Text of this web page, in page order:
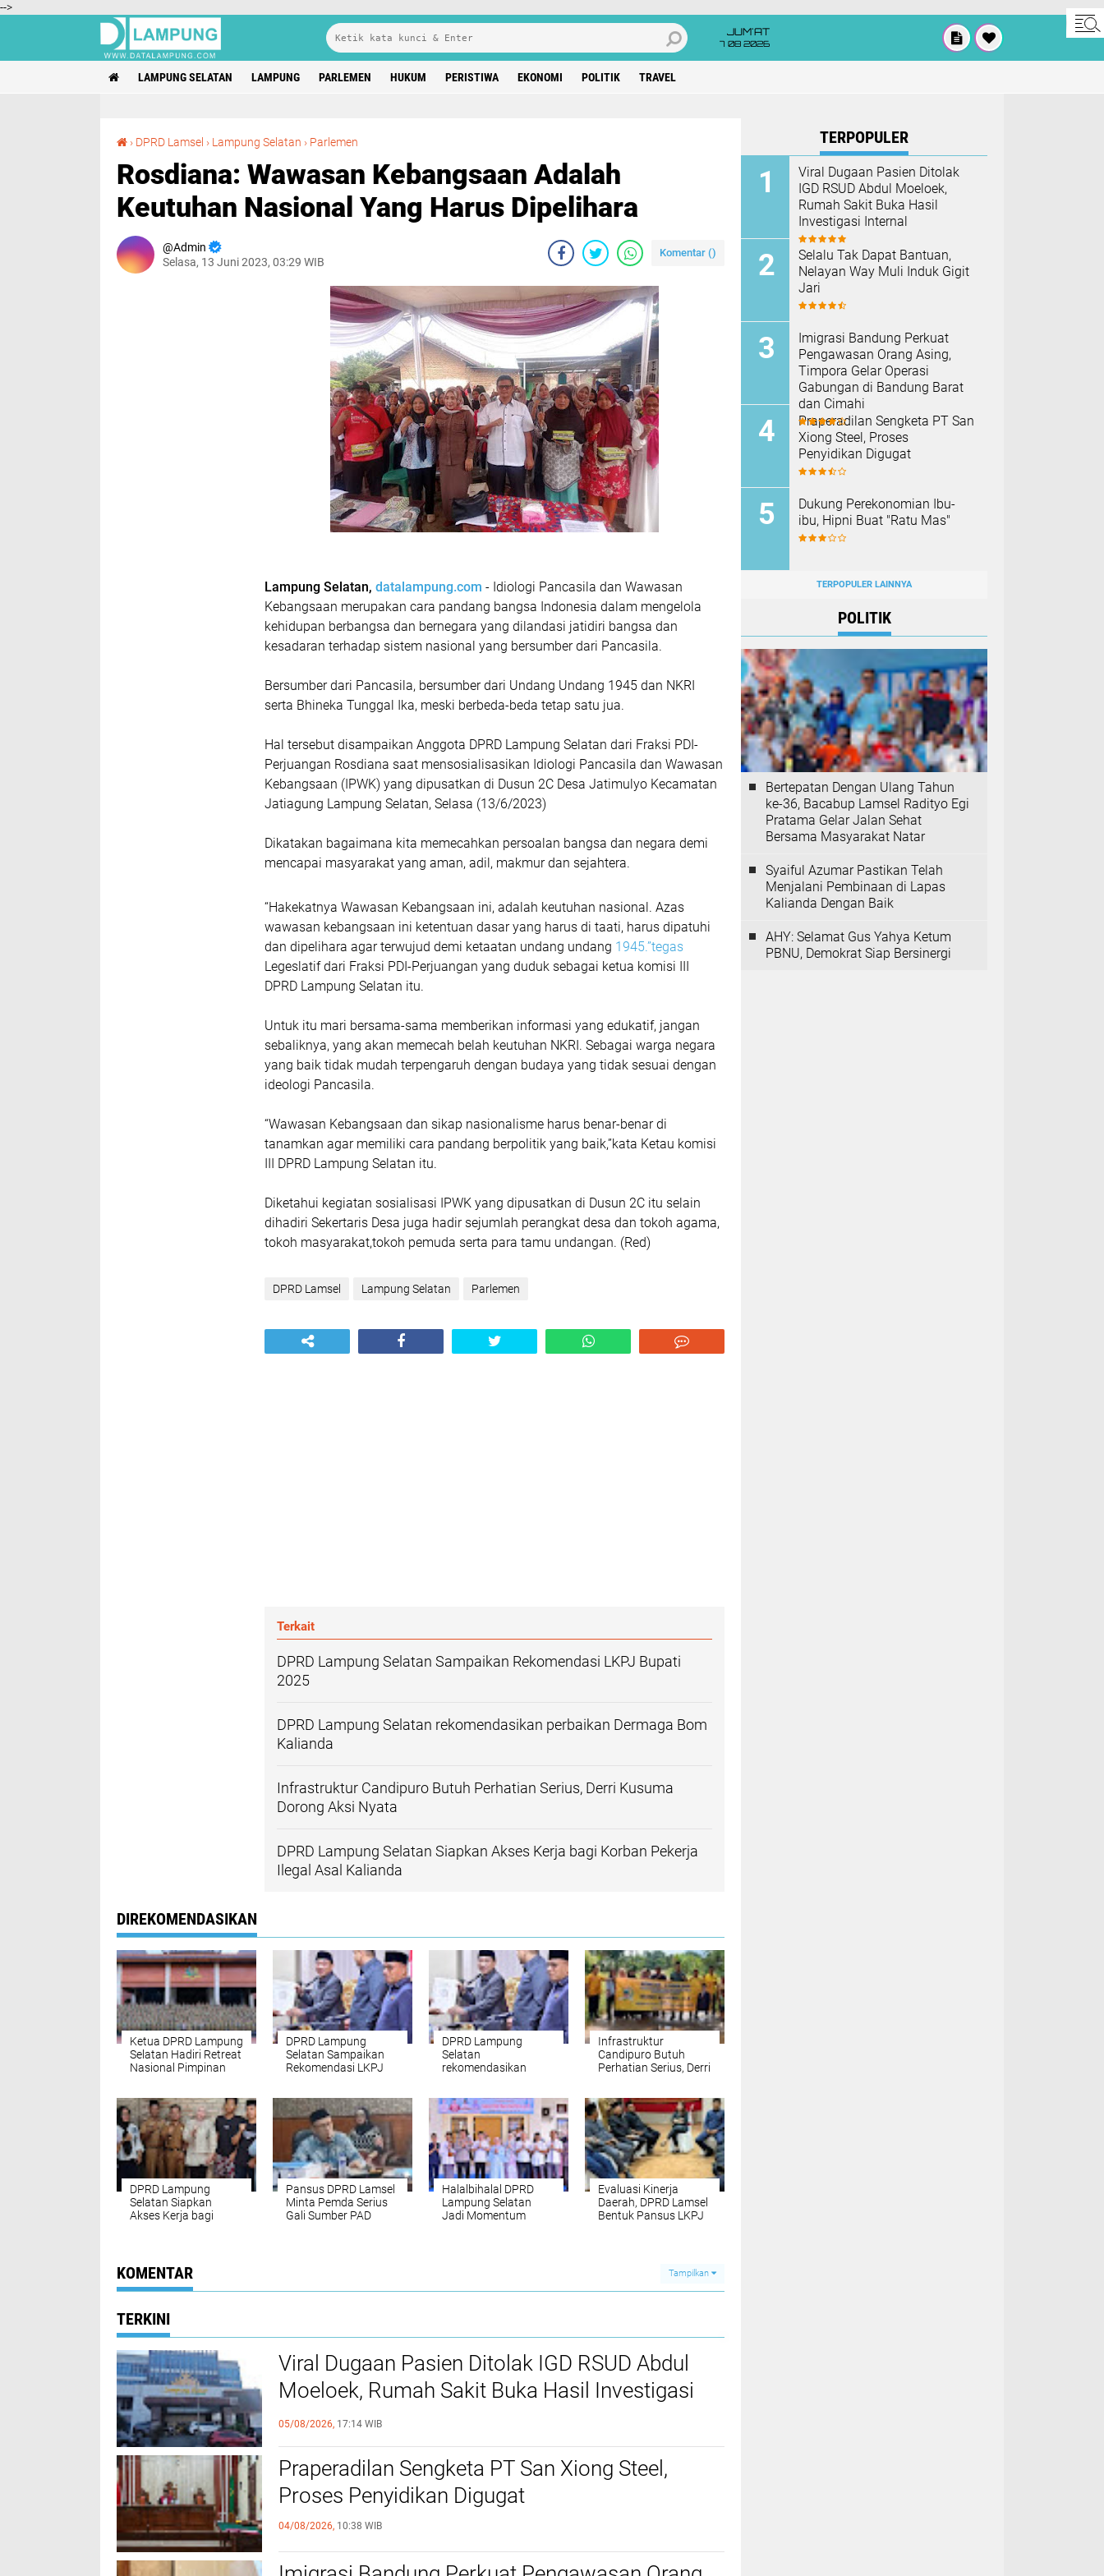
-->
JUM'AT
7 08 2026
LAMPUNG SELATAN LAMPUNG PARLEMEN HUKUM PERISTIWA EKONOMI POLITIK TRAVEL
› DPRD Lamsel › Lampung Selatan › Parlemen
Rosdiana: Wawasan Kebangsaan Adalah
Keutuhan Nasional Yang Harus Dipelihara
Admin
Selasa, 13 Juni 2023, 03:29 WIB
Komentar ()
Lampung Selatan, datalampung.com - Idiologi Pancasila dan Wawasan
Kebangsaan merupakan cara pandang bangsa Indonesia dalam mengelola
kehidupan berbangsa dan bernegara yang dilandasi jatidiri bangsa dan
kesadaran terhadap sistem nasional yang bersumber dari Pancasila.
Bersumber dari Pancasila, bersumber dari Undang Undang 1945 dan NKRI
serta Bhineka Tunggal Ika, meski berbeda-beda tetap satu jua.
Hal tersebut disampaikan Anggota DPRD Lampung Selatan dari Fraksi PDI-
Perjuangan Rosdiana saat mensosialisasikan Idiologi Pancasila dan Wawasan
Kebangsaan (IPWK) yang dipusatkan di Dusun 2C Desa Jatimulyo Kecamatan
Jatiagung Lampung Selatan, Selasa (13/6/2023)
Dikatakan bagaimana kita memecahkan persoalan bangsa dan negara demi
mencapai masyarakat yang aman, adil, makmur dan sejahtera.
“Hakekatnya Wawasan Kebangsaan ini, adalah keutuhan nasional. Azas
wawasan kebangsaan ini ketentuan dasar yang harus di taati, harus dipatuhi
dan dipelihara agar terwujud demi ketaatan undang undang 1945.”tegas
Legeslatif dari Fraksi PDI-Perjuangan yang duduk sebagai ketua komisi III
DPRD Lampung Selatan itu.
Untuk itu mari bersama-sama memberikan informasi yang edukatif, jangan
sebaliknya, yang akan memecah belah keutuhan NKRI. Sebagai warga negara
yang baik tidak mudah terpengaruh dengan budaya yang tidak sesuai dengan
ideologi Pancasila.
“Wawasan Kebangsaan dan sikap nasionalisme harus benar-benar di
tanamkan agar memiliki cara pandang berpolitik yang baik,”kata Ketau komisi
III DPRD Lampung Selatan itu.
Diketahui kegiatan sosialisasi IPWK yang dipusatkan di Dusun 2C itu selain
dihadiri Sekertaris Desa juga hadir sejumlah perangkat desa dan tokoh agama,
tokoh masyarakat,tokoh pemuda serta para tamu undangan. (Red)
DPRD Lamsel Lampung Selatan Parlemen
Terkait
DPRD Lampung Selatan Sampaikan Rekomendasi LKPJ Bupati
2025
DPRD Lampung Selatan rekomendasikan perbaikan Dermaga Bom
Kalianda
Infrastruktur Candipuro Butuh Perhatian Serius, Derri Kusuma
Dorong Aksi Nyata
DPRD Lampung Selatan Siapkan Akses Kerja bagi Korban Pekerja
Ilegal Asal Kalianda
DIREKOMENDASIKAN
Ketua DPRD Lampung
Selatan Hadiri Retreat
Nasional Pimpinan
DPRD Lampung
Selatan Sampaikan
Rekomendasi LKPJ
DPRD Lampung
Selatan
rekomendasikan
Infrastruktur
Candipuro Butuh
Perhatian Serius, Derri
DPRD Lampung
Selatan Siapkan
Akses Kerja bagi
Pansus DPRD Lamsel
Minta Pemda Serius
Gali Sumber PAD
Halalbihalal DPRD
Lampung Selatan
Jadi Momentum
Evaluasi Kinerja
Daerah, DPRD Lamsel
Bentuk Pansus LKPJ
KOMENTAR Tampilkan
TERKINI
Viral Dugaan Pasien Ditolak IGD RSUD Abdul
Moeloek, Rumah Sakit Buka Hasil Investigasi
Internal
05/08/2026, 17:14 WIB
Praperadilan Sengketa PT San Xiong Steel,
Proses Penyidikan Digugat
04/08/2026, 10:38 WIB
TERPOPULER
Viral Dugaan Pasien Ditolak
IGD RSUD Abdul Moeloek,
Rumah Sakit Buka Hasil
Investigasi Internal
Selalu Tak Dapat Bantuan,
Nelayan Way Muli Induk Gigit
Jari
Imigrasi Bandung Perkuat
Pengawasan Orang Asing,
Timpora Gelar Operasi
Gabungan di Bandung Barat
dan Cimahi
Praperadilan Sengketa PT San
Xiong Steel, Proses
Penyidikan Digugat
Dukung Perekonomian Ibu-
ibu, Hipni Buat "Ratu Mas"
TERPOPULER LAINNYA
POLITIK
Bertepatan Dengan Ulang Tahun
ke-36, Bacabup Lamsel Radityo Egi
Pratama Gelar Jalan Sehat
Bersama Masyarakat Natar
Syaiful Azumar Pastikan Telah
Menjalani Pembinaan di Lapas
Kalianda Dengan Baik
AHY: Selamat Gus Yahya Ketum
PBNU, Demokrat Siap Bersinergi